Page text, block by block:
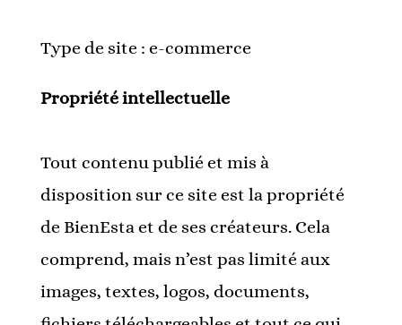
Type de site : e-commerce
Propriété intellectuelle
Tout contenu publié et mis à
disposition sur ce site est la propriété
de BienEsta et de ses créateurs. Cela
comprend, mais n’est pas limité aux
images, textes, logos, documents,